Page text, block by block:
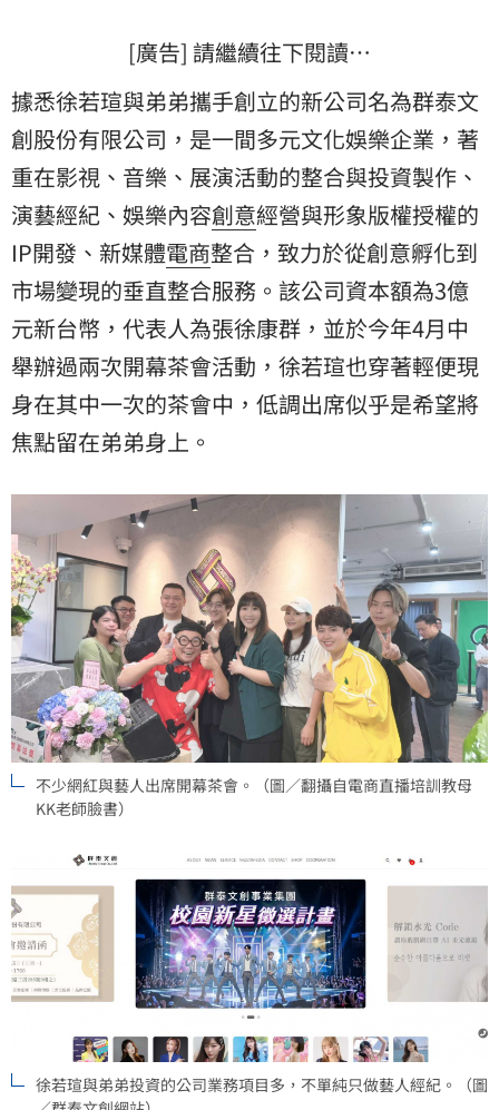
[廣告] 請繼續往下閱讀…
據悉徐若瑄與弟弟攜手創立的新公司名為群泰文
創股份有限公司，是一間多元文化娛樂企業，著
重在影視、音樂、展演活動的整合與投資製作、
演藝經紀、娛樂內容創意經營與形象版權授權的
IP開發、新媒體電商整合，致力於從創意孵化到
市場變現的垂直整合服務。該公司資本額為3億
元新台幣，代表人為張徐康群，並於今年4月中
舉辦過兩次開幕茶會活動，徐若瑄也穿著輕便現
身在其中一次的茶會中，低調出席似乎是希望將
焦點留在弟弟身上。
不少網紅與藝人出席開幕茶會。（圖／翻攝自電商直播培訓教母
KK老師臉書）
徐若瑄與弟弟投資的公司業務項目多，不單純只做藝人經紀。（圖